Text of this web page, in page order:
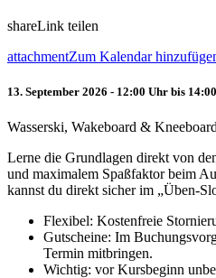
shareLink teilen
attachmentZum Kalendar
13. September 2026 - 12:00 Uhr bis
Wasserski, Wakeboard &
Lerne die Grundlagen direkt von
und maximalem Spaßfaktor beim
kannst du direkt sicher im „Üben-
Flexibel: Kostenfreie
Gutscheine: Im
Termin mitbringen.
Wichtig: vor Kursbeginn